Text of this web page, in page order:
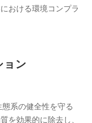
おける環境コンプラ
ョン
系の健全性を守る
を効果的に除去し、